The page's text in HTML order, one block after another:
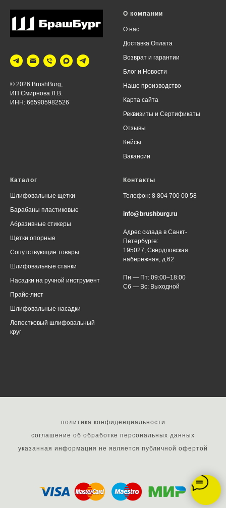
© 2026 BrushBurg,
ИП Смирнова Л.В.
ИНН: 665905982526
О компании
О нас
Доставка Оплата
Возврат и гарантии
Блог и Новости
Наше производство
Карта сайта
Реквизиты и Сертификаты
Отзывы
Кейсы
Вакансии
Каталог
Шлифовальные щетки
Барабаны пластиковые
Абразивные стикеры
Щетки опорные
Сопутствующие товары
Шлифовальные станки
Насадки на ручной инструмент
Прайс-лист
Шлифовальные насадки
Лепестковый шлифовальный
круг
Контакты
Телефон: 8 804 700 00 58
info@brushburg.ru
Адрес склада в Санкт-
Петербурге:
195027, Свердловская
набережная, д.62
Пн — Пт: 09:00–18:00
Сб — Вс: Выходной
политика конфиденциальности
соглашение об обработке персональных данных
указанная информация не является публичной офертой